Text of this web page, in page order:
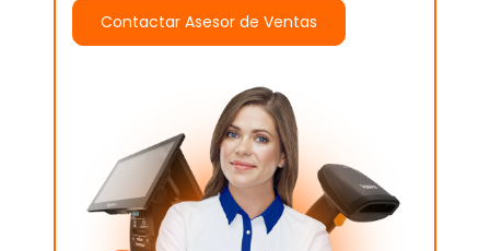
Contactar Asesor de Ventas